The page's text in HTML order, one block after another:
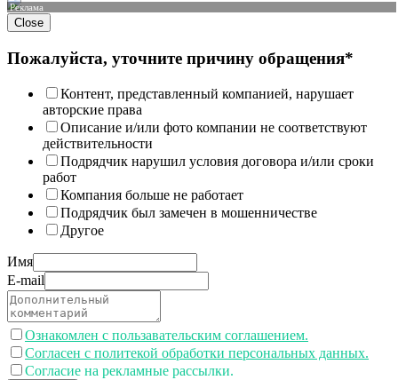
Реклама
Close
Пожалуйста, уточните причину обращения*
Контент, представленный компанией, нарушает
авторские права
Описание и/или фото компании не соответствуют
действительности
Подрядчик нарушил условия договора и/или сроки
работ
Компания больше не работает
Подрядчик был замечен в мошенничестве
Другое
Имя
E-mail
Ознакомлен с пользавательским соглашением.
Согласен с политекой обработки персональных данных.
Согласие на рекламные рассылки.